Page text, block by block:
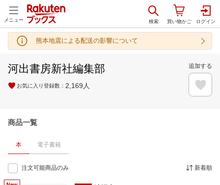
メニュー
熊本地震による配送の影響について
河出書房新社編集部
お気に入り登録数： 2,169 人
追加する
商品一覧
本 電子書籍
注文可能商品のみ 新着順